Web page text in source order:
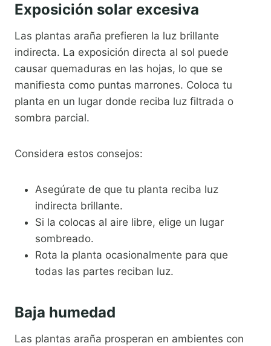
Exposición solar excesiva
Las plantas araña prefieren la luz brillante
indirecta. La exposición directa al sol puede
causar quemaduras en las hojas, lo que se
manifiesta como puntas marrones. Coloca tu
planta en un lugar donde reciba luz filtrada o
sombra parcial.
Considera estos consejos:
Asegúrate de que tu planta reciba luz
indirecta brillante.
Si la colocas al aire libre, elige un lugar
sombreado.
Rota la planta ocasionalmente para que
todas las partes reciban luz.
Baja humedad
Las plantas araña prosperan en ambientes con